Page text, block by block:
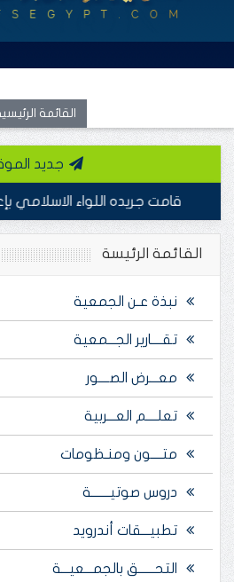
القائمة
جديد
قامت جريده اللواء الاسلامي بإعداد
القائمة الرئيسة
نبذة عـن الجمعية
تقــــارير الجـــمعية
معـــرض الصــــور
تعلــــم العـــربية
متــــون ومنـظومات
دروس صوتيـــــــة
تطبيـــقات أندرويد
التحــــــق بالجمـــعيـــة